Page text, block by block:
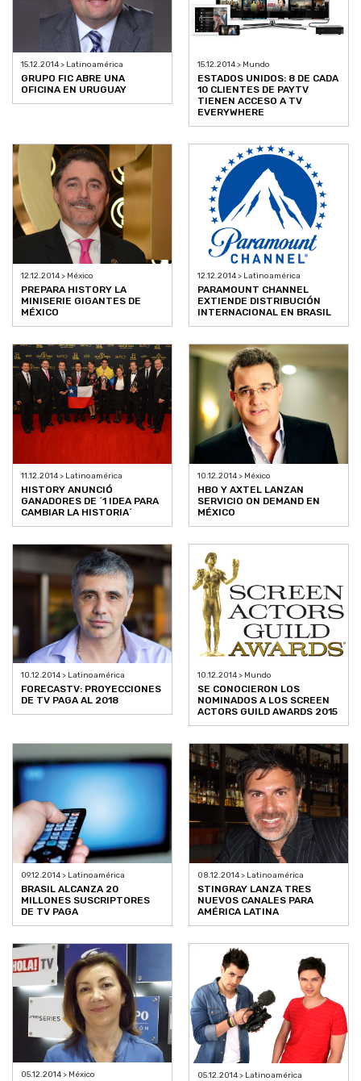
15.12.2014 > Latinoamérica
GRUPO FIC ABRE UNA
OFICINA EN URUGUAY
15.12.2014 > Mundo
ESTADOS UNIDOS: 8 DE CADA
10 CLIENTES DE PAYTV
TIENEN ACCESO A TV
EVERYWHERE
12.12.2014 > México
PREPARA HISTORY LA
MINISERIE GIGANTES DE
MÉXICO
12.12.2014 > Latinoamérica
PARAMOUNT CHANNEL
EXTIENDE DISTRIBUCIÓN
INTERNACIONAL EN BRASIL
11.12.2014 > Latinoamérica
HISTORY ANUNCIÓ
GANADORES DE ´1 IDEA PARA
CAMBIAR LA HISTORIA´
10.12.2014 > México
HBO Y AXTEL LANZAN
SERVICIO ON DEMAND EN
MÉXICO
10.12.2014 > Latinoamérica
FORECASTV: PROYECCIONES
DE TV PAGA AL 2018
10.12.2014 > Mundo
SE CONOCIERON LOS
NOMINADOS A LOS SCREEN
ACTORS GUILD AWARDS 2015
09.12.2014 > Latinoamérica
BRASIL ALCANZA 20
MILLONES SUSCRIPTORES
DE TV PAGA
08.12.2014 > Latinoamérica
STINGRAY LANZA TRES
NUEVOS CANALES PARA
AMÉRICA LATINA
05.12.2014 > México 05.12.2014 > Latinoamérica